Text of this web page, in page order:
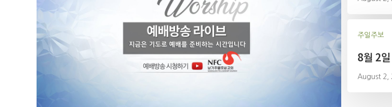
주일주보
8월 2
August 2,